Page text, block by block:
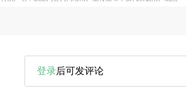
登录后可发评论